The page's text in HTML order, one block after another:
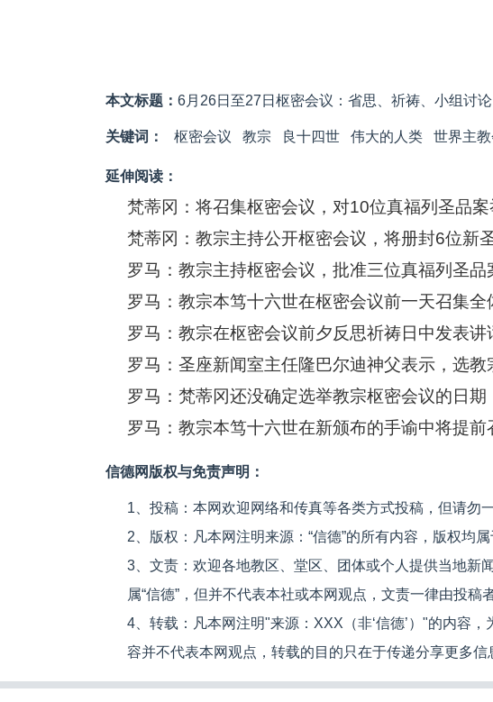
本文标题： 6月26日至27日枢密会议：省思、祈祷、小组讨论
关键词： 枢密会议 教宗 良十四世 伟大的人类 世界主
延伸阅读：
梵蒂冈：将召集枢密会议，对10位真福列圣品
梵蒂冈：教宗主持公开枢密会议，将册封6位新
罗马：教宗主持枢密会议，批准三位真福列圣品
罗马：教宗本笃十六世在枢密会议前一天召集全
罗马：教宗在枢密会议前夕反思祈祷日中发表讲
罗马：梵蒂冈还没确定选举教宗枢密会议的日期
罗马：教宗本笃十六世在新颁布的手谕中将提
信德网版权与免责声明：
1、投稿：本网欢迎网络和传真等各类方式投稿，但请勿一
2、版权：凡本网注明来源：“信德”的所有内容，版权均
3、文责：欢迎各地教区、堂区、团体或个人提供当地新
属“信德”，但并不代表本社或本网观点，文责一律由投稿
4、转载：凡本网注明"来源：XXX（非‘信德’）"的内容
容并不代表本网观点，转载的目的只在于传递分享更多信